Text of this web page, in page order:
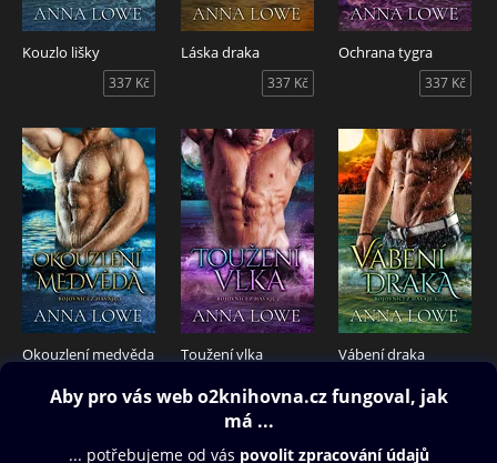
Kouzlo lišky
337 Kč
Láska draka
337 Kč
Ochrana tygra
337 Kč
Okouzlení medvěda
337 Kč
Toužení vlka Vábení draka
337 Kč
Obsah ke stažení